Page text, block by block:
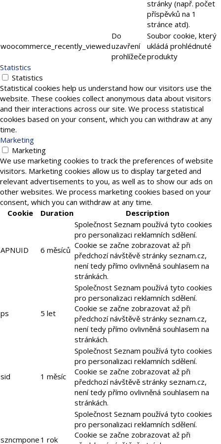
stránky (např. počet
příspěvků na 1
stránce atd).
woocommerce_recently_viewed
Do
uzavření
prohlížeče
Soubor cookie, který
ukládá prohlédnuté
produkty
Statistics
Statistics
Statistical cookies help us understand how our visitors use the
website. These cookies collect anonymous data about visitors
and their interactions across our site. We process statistical
cookies based on your consent, which you can withdraw at any
time.
Marketing
Marketing
We use marketing cookies to track the preferences of website
visitors. Marketing cookies allow us to display targeted and
relevant advertisements to you, as well as to show our ads on
other websites. We process marketing cookies based on your
consent, which you can withdraw at any time.
Cookie
Duration Description
APNUID 6 měsíců
Společnost Seznam používá tyto cookies
pro personalizaci reklamních sdělení.
Cookie se začne zobrazovat až při
předchozí návštěvě stránky seznam.cz,
není tedy přímo ovlivněná souhlasem na
stránkách.
ps 5 let
Společnost Seznam používá tyto cookies
pro personalizaci reklamních sdělení.
Cookie se začne zobrazovat až při
předchozí návštěvě stránky seznam.cz,
není tedy přímo ovlivněná souhlasem na
stránkách.
sid 1 měsíc
Společnost Seznam používá tyto cookies
pro personalizaci reklamních sdělení.
Cookie se začne zobrazovat až při
předchozí návštěvě stránky seznam.cz,
není tedy přímo ovlivněná souhlasem na
stránkách.
szncmpone 1 rok
Společnost Seznam používá tyto cookies
pro personalizaci reklamních sdělení.
Cookie se začne zobrazovat až při